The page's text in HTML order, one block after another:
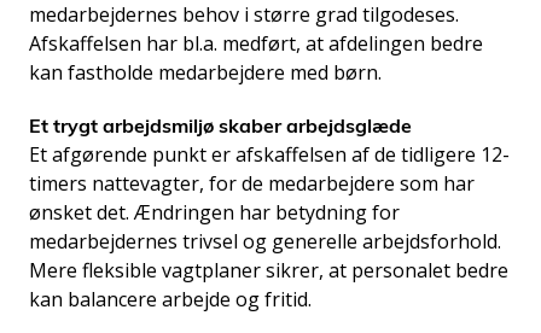
medarbejdernes behov i større grad tilgodeses.
Afskaffelsen har bl.a. medført, at afdelingen bedre
kan fastholde medarbejdere med børn.
Et trygt arbejdsmiljø skaber arbejdsglæde
Et afgørende punkt er afskaffelsen af de tidligere 12-
timers nattevagter, for de medarbejdere som har
ønsket det. Ændringen har betydning for
medarbejdernes trivsel og generelle arbejdsforhold.
Mere fleksible vagtplaner sikrer, at personalet bedre
kan balancere arbejde og fritid.